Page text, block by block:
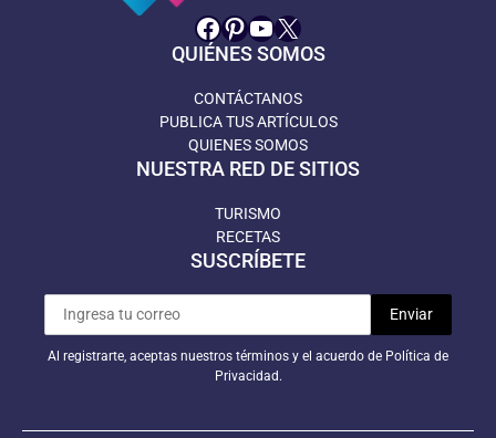
Facebook
Pinterest
YouTube
X
QUIÉNES SOMOS
CONTÁCTANOS
PUBLICA TUS ARTÍCULOS
QUIENES SOMOS
NUESTRA RED DE SITIOS
TURISMO
RECETAS
SUSCRÍBETE
Al registrarte, aceptas nuestros términos y el acuerdo de Política de
Privacidad.